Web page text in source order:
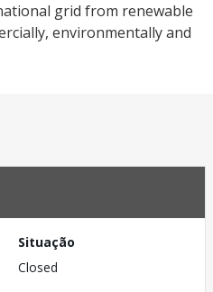
grid from renewable
environmentally and
Situação
Closed